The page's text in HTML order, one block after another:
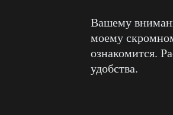
Вашему
моему
ознакомится.
удобства.